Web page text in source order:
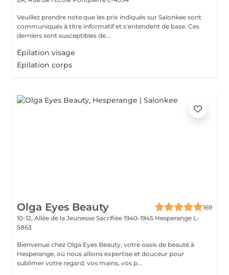
Veuillez prendre note que les prix indiqués sur Salonkee sont
communiqués à titre informatif et s'entendent de base. Ces
derniers sont susceptibles de...
Épilation visage
Epilation corps
Olga Eyes Beauty
169
10-12, Allée de la Jeunesse Sacrifiée 1940-1945 Hesperange L-
5863
Bienvenue chez Olga Eyes Beauty, votre oasis de beauté à
Hesperange, où nous allions expertise et douceur pour
sublimer votre regard, vos mains, vos p...